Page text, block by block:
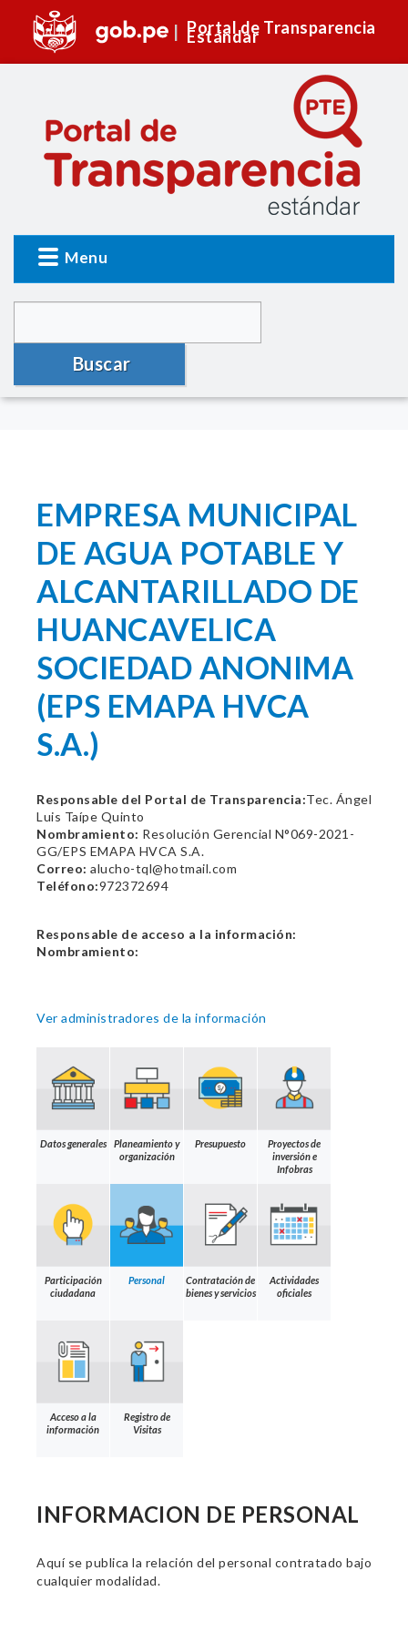
Portal de Transparencia
Estándar
Menu
Buscar
EMPRESA MUNICIPAL
DE AGUA POTABLE Y
ALCANTARILLADO DE
HUANCAVELICA
SOCIEDAD ANONIMA
(EPS EMAPA HVCA
S.A.)
Responsable del Portal de Transparencia:Tec. Ángel
Luis Taípe Quinto
Nombramiento: Resolución Gerencial N°069-2021-
GG/EPS EMAPA HVCA S.A.
Correo: alucho-tql@hotmail.com
Teléfono:972372694
Responsable de acceso a la información:
Nombramiento:
Ver administradores de la información
Datos generales
Planeamiento y
organización
Presupuesto
Proyectos de
inversión e
Infobras
Participación
ciudadana
Personal
Contratación de
bienes y servicios
Actividades
oficiales
Acceso a la
información
Registro de
Visitas
INFORMACION DE PERSONAL
Aquí se publica la relación del personal contratado bajo
cualquier modalidad.